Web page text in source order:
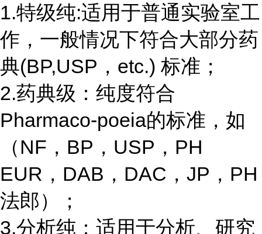
1.特级纯:适用于普通实验室工
作，一般情况下符合大部分药
典(BP,USP，etc.) 标准；
2.药典级：纯度符合
Pharmaco-poeia的标准，如
（NF，BP，USP，PH
EUR，DAB，DAC，JP，PH
法郎）；
3.分析纯：适用于分析、研究